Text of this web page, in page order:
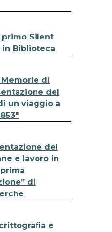
primo Silent
in Biblioteca
di
del
un viaggio a
del
e lavoro in
di
e